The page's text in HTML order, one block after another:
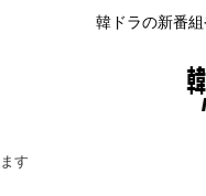
韓ドラの新番
す